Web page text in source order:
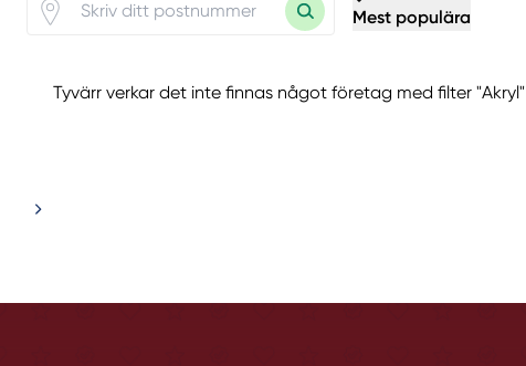
Mest populära
Tyvärr verkar det inte finnas något företag med filter "Akryl"